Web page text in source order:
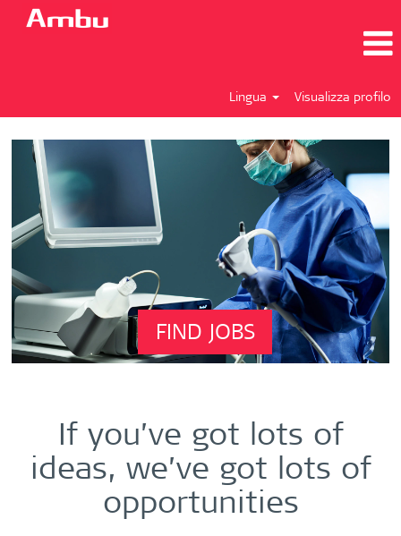
Lingua Visualizza profilo
FIND JOBS
If you’ve got lots of
ideas, we’ve got lots of
opportunities